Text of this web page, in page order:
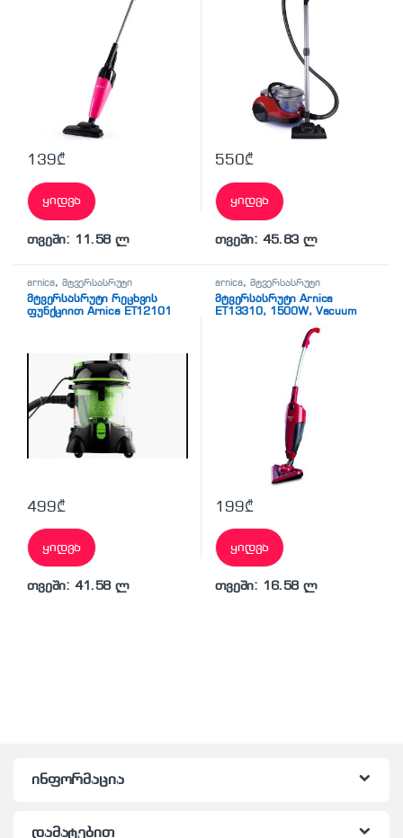
139₾
ყიდვა
თვეში: 11.58 ლ
550₾
ყიდვა
თვეში: 45.83 ლ
arnica, მტვერსასრუტი
მტვერსასრუტი რეცხვის
ფუნქციით Arnica ET12101
499₾
ყიდვა
თვეში: 41.58 ლ
arnica, მტვერსასრუტი
მტვერსასრუტი Arnica
ET13310, 1500W, Vacuum
199₾
ყიდვა
თვეში: 16.58 ლ
ინფორმაცია
დამატებით